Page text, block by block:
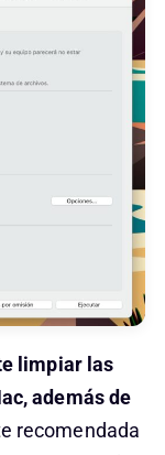
limpiar las
además de
recomendada